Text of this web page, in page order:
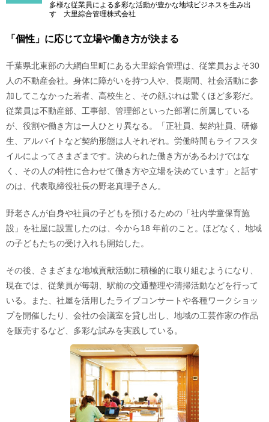
多様な従業員による多彩な活動が豊かな地域ビジネスを生み出
す 大里綜合管理株式会社
「個性」に応じて立場や働き方が決まる
千葉県北東部の大網白里町にある大里綜合管理は、従業員およそ30
人の不動産会社。身体に障がいを持つ人や、長期間、社会活動に参
加してこなかった若者、高校生と、その顔ぶれは驚くほど多彩だ。
従業員は不動産部、工事部、管理部といった部署に所属している
が、役割や働き方は一人ひとり異なる。「正社員、契約社員、研修
生、アルバイトなど契約形態は人それぞれ。労働時間もライフスタ
イルによってさまざまです。決められた働き方があるわけではな
く、その人の特性に合わせて働き方や立場を決めています」と話す
のは、代表取締役社長の野老真理子さん。
野老さんが自身や社員の子どもを預けるための「社内学童保育施
設」を社屋に設置したのは、今から18 年前のこと。ほどなく、地域
の子どもたちの受け入れも開始した。
その後、さまざまな地域貢献活動に積極的に取り組むようになり、
現在では、従業員が毎朝、駅前の交通整理や清掃活動などを行って
いる。また、社屋を活用したライブコンサートや各種ワークショッ
プを開催したり、会社の会議室を貸し出し、地域の工芸作家の作品
を販売するなど、多彩な試みを実践している。